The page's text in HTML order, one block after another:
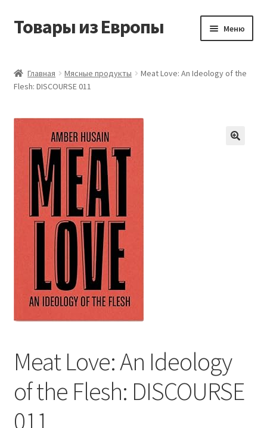
Перейти
Перейти
Товары из Европы Меню
Виды доставки
Заказать товары из Европы
Контакты
Корзина
Мой аккаунт
Оставить отзыв
Оформление заказа
Подтверждение заказа
Сотрудничество
Главная Мясные продукты
Meat Love: An Ideology of the
Flesh: DISCOURSE 011
Meat Love: An Ideology
of the Flesh: DISCOURSE
011